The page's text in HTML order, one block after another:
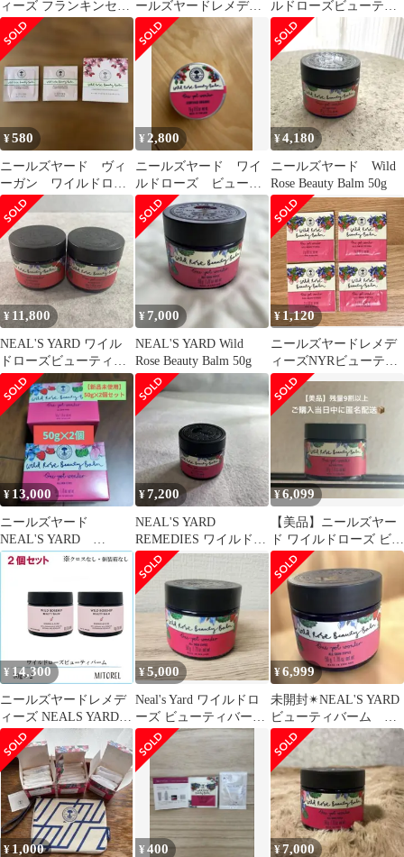
ィーズ フランキンセン
ス ウォーター& ワイル
ドローズ ビュ
ールズヤードレメディ
ーズアロマライト
ルドローズビューティ
ーバーム
¥580
ニールズヤード ヴィ
ーガン ワイルドロー
ズ ビューティバーム
¥ 2,800
ニールズヤード ワイ
ルドローズ ビューテ
ィーバーム15g
¥4,180
ニールズヤード Wild
Rose Beauty Balm 50g
¥ 11,800
NEAL'S YARD ワイル
ドローズビューティバ
ーム50g 2セット
¥ 7,000
NEAL'S YARD Wild
Rose Beauty Balm 50g
¥ 1,120
ニールズヤードレメデ
ィーズNYRビューティ
バームWR 油性クリー
ムワイルドローズ
¥ 13,000
ニールズヤード
NEAL'S YARD
REMEDIES バーム50g
¥7,200
NEAL'S YARD
REMEDIES ワイルドロ
ーズビューティバーム
50g
¥6,099
【美品】ニールズヤー
ド ワイルドローズ ビュ
ーティバーム50g 美容
バーム
¥ 14,300
ニールズヤードレメデ
ィーズ NEALS YARD
REMEDIES ワイルドロ
ーズビューティバーム
（クロスなし・個装箱
なし）2個セット 50g×2
誕生日 プレゼント ギフ
ト
¥5,000
Neal's Yard ワイルドロ
ーズ ビューティバーム
50g
¥6,999
未開封✴︎NEAL'S YARD
ビューティバーム 油
性クリーム 50g
¥1,000 ¥400 ¥7,000